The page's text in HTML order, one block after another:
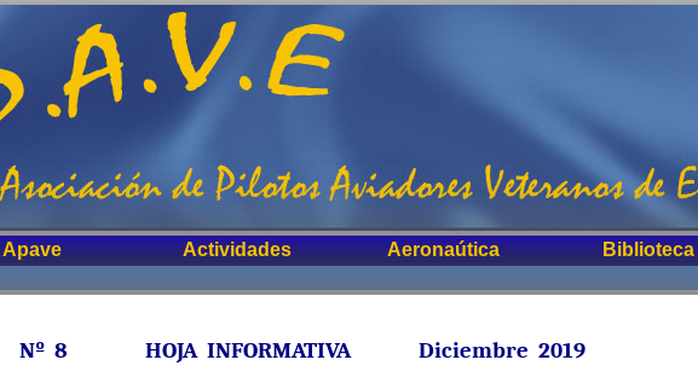
Apave Actividades Aeronaútica Biblioteca
Nº 8 HOJA INFORMATIVA Diciembre 2019